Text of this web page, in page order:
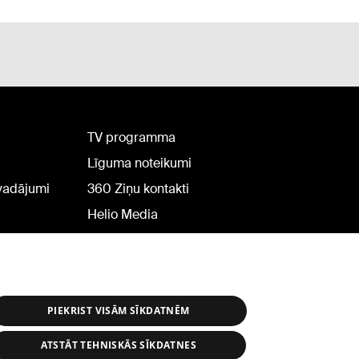
TV programma
Līguma noteikumi
360 Ziņu kontakti
Helio Media
PIEKRIST VISĀM SĪKDATNĒM
ATSTĀT TEHNISKĀS SĪKDATNES